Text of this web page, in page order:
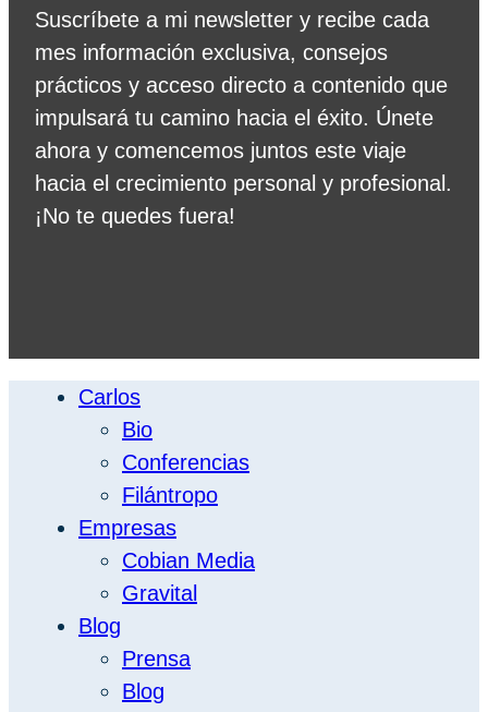
Suscríbete a mi newsletter y recibe cada
mes información exclusiva, consejos
prácticos y acceso directo a contenido que
impulsará tu camino hacia el éxito. Únete
ahora y comencemos juntos este viaje
hacia el crecimiento personal y profesional.
¡No te quedes fuera!
Carlos
Bio
Conferencias
Filántropo
Empresas
Cobian Media
Gravital
Blog
Prensa
Blog